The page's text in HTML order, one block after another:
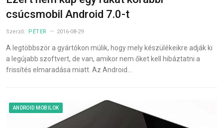
csúcsmobil Android 7.0-t
Szerző: PÉTER 2016-08-29
A legtöbbször a gyártókon múlik, hogy mely készülékeikre adják ki
a legújabb szoftvert, de van, amikor nem őket kell hibáztatni a
frissítés elmaradása miatt. Az Android…
ANDROID MOBILOK